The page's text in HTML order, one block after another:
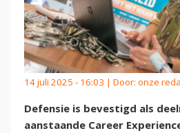
14 juli 2025 - 16:03 | Door: onze
Defensie is bevestigd als
aanstaande Career